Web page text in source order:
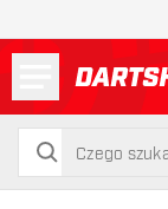
szukaj
szukaj